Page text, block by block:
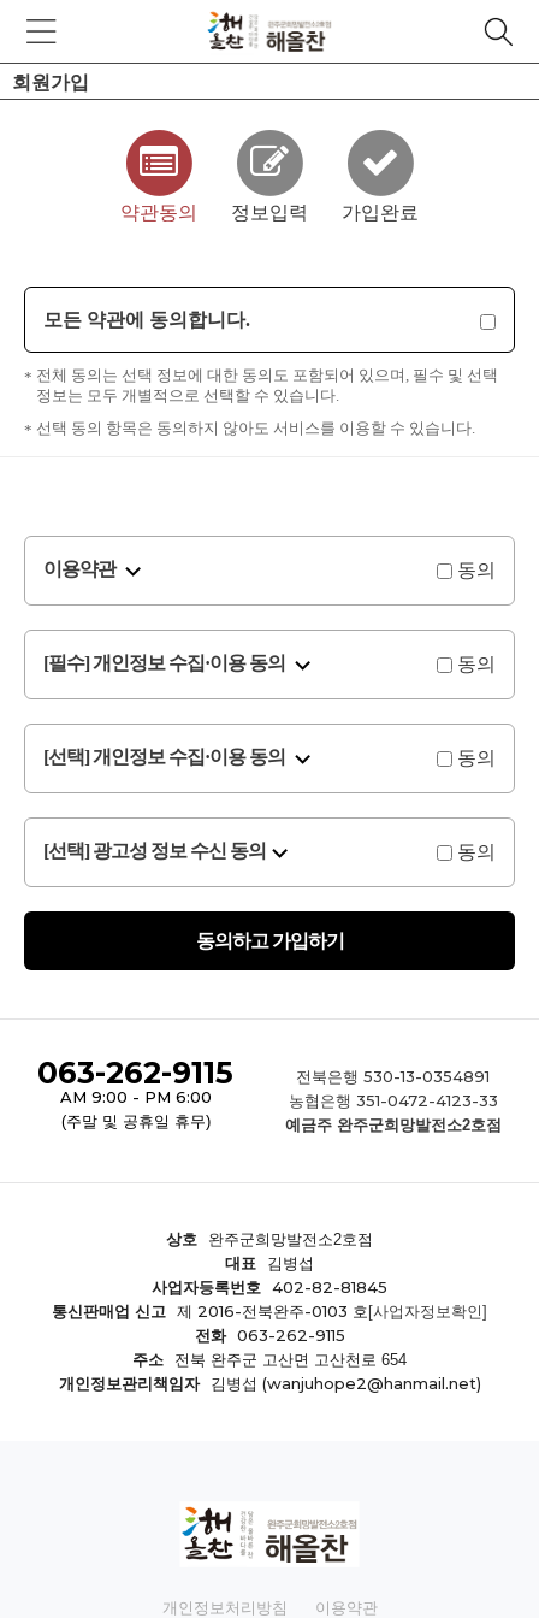
회원가입
약관동의 정보입력 가입완료
모든 약관에 동의합니다.
전체 동의는 선택 정보에 대한 동의도 포함되어 있으며, 필수 및 선택
정보는 모두 개별적으로 선택할 수 있습니다.
선택 동의 항목은 동의하지 않아도 서비스를 이용할 수 있습니다.
이용약관 동의
[필수] 개인정보 수집·이용 동의 동의
[선택] 개인정보 수집·이용 동의 동의
[선택] 광고성 정보 수신 동의 동의
동의하고 가입하기
063-262-9115
AM 9:00 - PM 6:00
(주말 및 공휴일 휴무)
전북은행530-13-0354891
농협은행 351-0472-4123-33
예금주 완주군희망발전소2호점
상호
완주군희망발전소2호점
대표
김병섭
사업자등록번호 402-82-81845
통신판매업 신고 제 2016-전북완주-0103 호 [사업자정보확인]
전화
063-262-9115
주소
전북 완주군 고산면 고산천로 654
개인정보관리책임자
김병섭 (wanjuhope2@hanmail.net)
개인정보처리방침 이용약관